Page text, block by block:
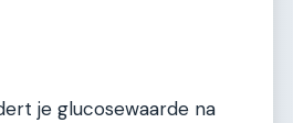
je glucosewaarde na